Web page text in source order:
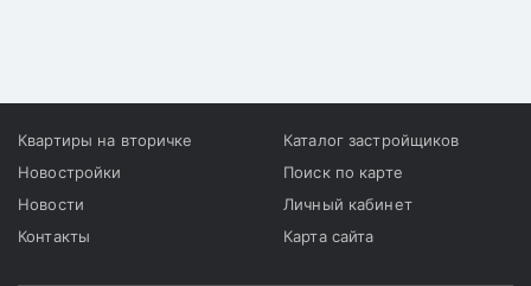
Квартиры на вторичке
Новостройки
Новости
Контакты
Каталог застройщиков
Поиск по карте
Личный кабинет
Карта сайта